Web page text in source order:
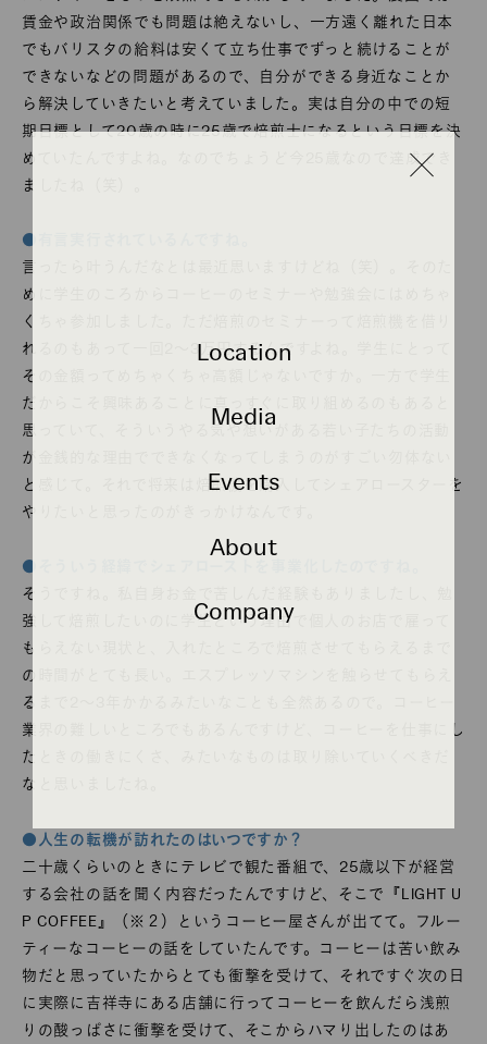
Location
Media
Events
About
Company
賃金や政治関係でも問題は絶えないし、一方遠く離れた日本
でもバリスタの給料は安くて立ち仕事でずっと続けることが
できないなどの問題があるので、自分ができる身近なことか
ら解決していきたいと考えていました。実は自分の中での短
期目標として20歳の時に25歳で焙煎士になるという目標を決
めていたんですよね。なのでちょうど今25歳なので達成でき
ましたね（笑）。
●有言実行されているんですね。
言ったら叶うんだなとは最近思いますけどね（笑）。そのた
めに学生のころからコーヒーのセミナーや勉強会にはめちゃ
くちゃ参加しました。ただ焙煎のセミナーって焙煎機を借り
れるのもあって一回2〜3万円するんですよね。学生にとって
その金額ってめちゃくちゃ高額じゃないですか。一方で学生
だからこそ興味あることに真っすぐに取り組めるのもあると
思っていて、そういうやる気や想いがある若い子たちの活動
が金銭的な理由でできなくなってしまうのがすごい勿体ない
と感じて。それで将来は焙煎機を購入してシェアロースターを
やりたいと思ったのがきっかけなんです。
●そういう経緯でシェアローストを事業化したのですね。
そうですね。私自身お金で苦しんだ経験もありましたし、勉
強して焙煎したいのに学生という理由で個人のお店で雇って
もらえない現状と、入れたところで焙煎させてもらえるまで
の時間がとても長い。エスプレッソマシンを触らせてもらえ
るまで2〜3年かかるみたいなことも全然あるので。コーヒー
業界の難しいところでもあるんですけど、コーヒーを仕事にし
たときの働きにくさ、みたいなものは取り除いていくべきだ
なと思いましたね。
●人生の転機が訪れたのはいつですか？
二十歳くらいのときにテレビで観た番組で、25歳以下が経営
する会社の話を聞く内容だったんですけど、そこで『LIGHT U
P COFFEE』（※２）というコーヒー屋さんが出てて。フルー
ティーなコーヒーの話をしていたんです。コーヒーは苦い飲み
物だと思っていたからとても衝撃を受けて、それですぐ次の日
に実際に吉祥寺にある店舗に行ってコーヒーを飲んだら浅煎
りの酸っぱさに衝撃を受けて、そこからハマり出したのはあ